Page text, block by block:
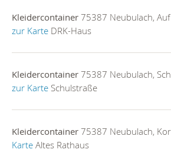
Kleidercontainer 75387 Neubulach,
zur Karte DRK-Haus
Kleidercontainer 75387 Neubulach,
zur Karte Schulstraße
Kleidercontainer 75387 Neubulach,
Karte Altes Rathaus